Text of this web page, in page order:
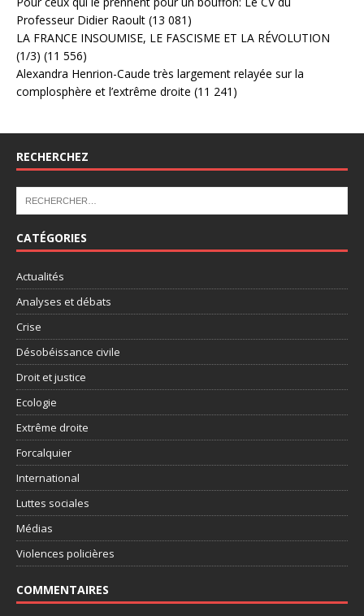
Professeur Didier Raoult (13 081)
LA FRANCE INSOUMISE, LE FASCISME ET LA RÉVOLUTION
(1/3) (11 556)
Alexandra Henrion-Caude très largement relayée sur la
complosphère et l’extrême droite (11 241)
RECHERCHEZ
CATÉGORIES
Actualités
Analyses et débats
Crise
Désobéissance civile
Droit et justice
Ecologie
Extrême droite
Forcalquier
International
Luttes sociales
Médias
Violences policières
COMMENTAIRES